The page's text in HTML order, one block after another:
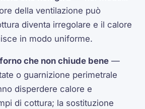
della ventilazione può
diventa irregolare e il calore
in modo uniforme.
che non chiude bene —
o guarnizione perimetrale
disperdere calore e
di cottura; la sostituzione